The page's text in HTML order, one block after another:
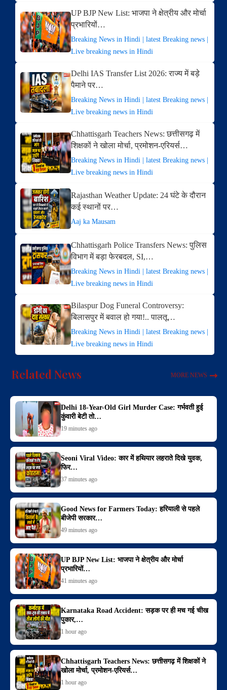
UP BJP New List: भाजपा ने क्षेत्रीय और मोर्चा
प्रभारियों…
Breaking News in Hindi | latest Breaking news |
Live breaking news in Hindi
Delhi IAS Transfer List 2026: राज्य में बड़े
पैमाने पर…
Breaking News in Hindi | latest Breaking news |
Live breaking news in Hindi
Chhattisgarh Teachers News: छत्तीसगढ़ में
शिक्षकों ने खोला मोर्चा, प्रमोशन-एरियर्स…
Breaking News in Hindi | latest Breaking news |
Live breaking news in Hindi
Rajasthan Weather Update: 24 घंटे के दौरान
कई स्थानों पर…
Aaj ka Mausam
Chhattisgarh Police Transfers News: पुलिस
विभाग में बड़ा फेरबदल, SI,…
Breaking News in Hindi | latest Breaking news |
Live breaking news in Hindi
Bilaspur Dog Funeral Controversy:
बिलासपुर में बवाल हो गया!.. पालतू…
Breaking News in Hindi | latest Breaking news |
Live breaking news in Hindi
Related News MORE NEWS
Delhi 18-Year-Old Girl Murder Case: गर्भवती हुई
कुंवारी बेटी तो…
19 minutes ago
Seoni Viral Video: कार में हथियार लहराते दिखे युवक,
फिर…
37 minutes ago
Good News for Farmers Today: हरियाली से पहले
बीजेपी सरकार…
49 minutes ago
UP BJP New List: भाजपा ने क्षेत्रीय और मोर्चा
प्रभारियों…
41 minutes ago
Karnataka Road Accident: सड़क पर ही मच गई चीख
पुकार,…
1 hour ago
Chhattisgarh Teachers News: छत्तीसगढ़ में शिक्षकों ने
खोला मोर्चा, प्रमोशन-एरियर्स…
1 hour ago